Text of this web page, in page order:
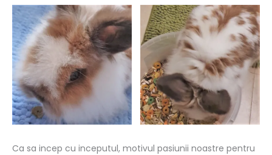
Ca sa incep cu inceputul, motivul pasiunii noastre pentru